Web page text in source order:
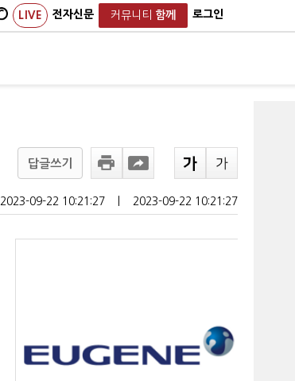
LIVE 전자신문 커뮤니티 함께 로그인
답글쓰기
2023-09-22 10:21:27 2023-09-22 10:21:27